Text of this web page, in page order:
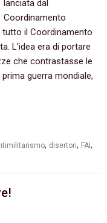
lanciata dal
Coordinamento
il Coordinamento
L’idea era di portare
che contrastasse le
guerra mondiale,
, disertori, FAI,